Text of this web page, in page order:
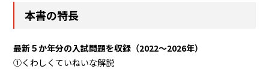
本書の特長
最新５か年分の入試問題を収録（2022～2026年）
①くわしくていねいな解説